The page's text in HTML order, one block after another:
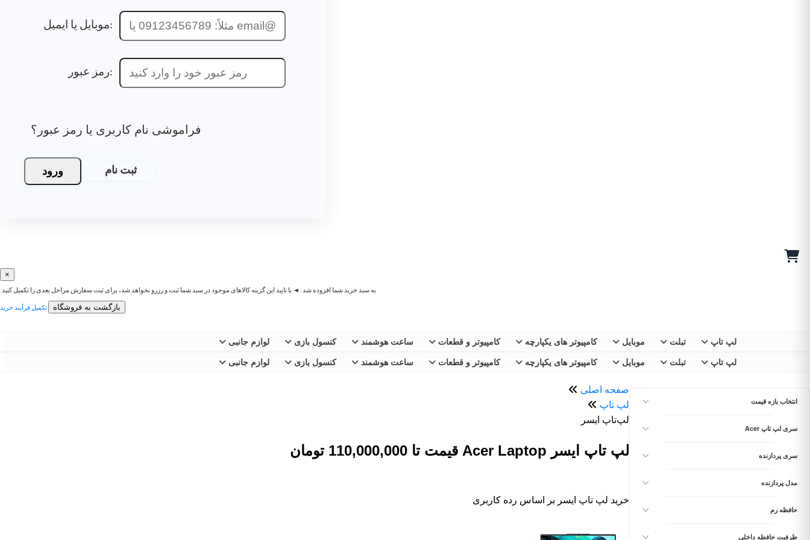
موبایل یا ایمیل:
رمز عبور:
فراموشی نام کاربری یا رمز عبور؟
ورود ثبت نام
×
به سبد خرید شما افزوده شد. ◄ با تایید این گزینه کالاهای موجود در سبد شما ثبت و رزرو نخواهد شد، برای ثبت سفارش مراحل بعدی را تکمیل کنید.
بازگشت به فروشگاه تکمیل فرآیند خرید
لپ تاپ تبلت موبایل کامپیوتر های یکپارچه کامپیوتر و قطعات ساعت هوشمند کنسول بازی لوازم جانبی
لپ تاپ تبلت موبایل کامپیوتر های یکپارچه کامپیوتر و قطعات ساعت هوشمند کنسول بازی لوازم جانبی
انتخاب بازه قیمت
سری لپ تاپ Acer
سری پردازنده
مدل پردازنده
حافظه رم
ظرفیت حافظه داخلی
صفحه اصلی
لپ تاپ
لپ‌تاپ ایسر
لپ تاپ ایسر Acer Laptop قیمت تا 110,000,000 تومان
خرید لپ تاپ ایسر بر اساس رده کاربری